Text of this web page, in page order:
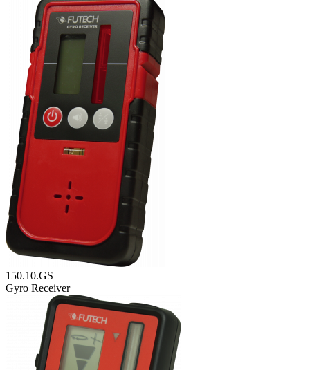
150.10.GS
Gyro Receiver